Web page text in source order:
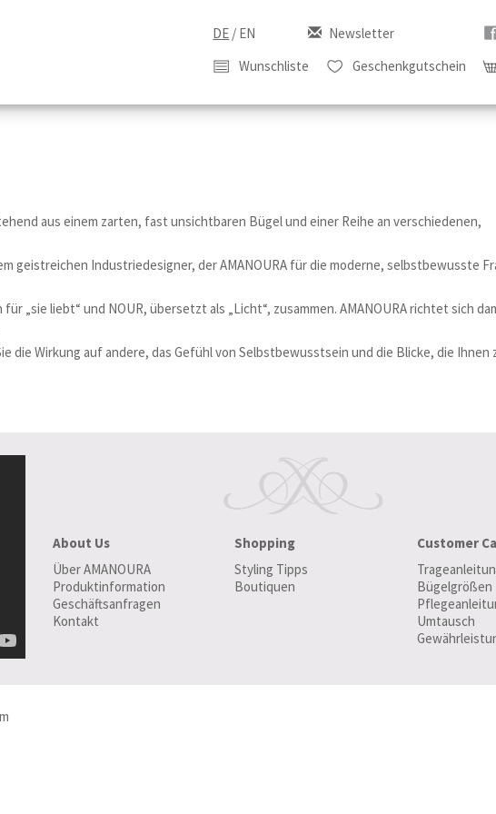
DE / EN
Newsletter
Wunschliste
Geschenkgutschein
aus einem zarten, fast unsichtbaren Bügel und einer Reihe an verschiedenen,
geistreichen Industriedesigner, der AMANOURA für die moderne, selbstbewusste
„sie liebt“ und NOUR, übersetzt als „Licht“, zusammen. AMANOURA richtet sich
die Wirkung auf andere, das Gefühl von Selbstbewusstsein und die Blicke, die Ihnen
About Us
Über AMANOURA
Produktinformation
Geschäftsanfragen
Kontakt
Shopping
Styling Tipps
Boutiquen
Customer
Bügelgrößen
Umtausch